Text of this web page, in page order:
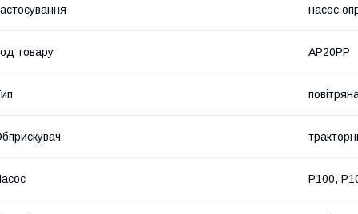
насос
товару AP20PP
P100,